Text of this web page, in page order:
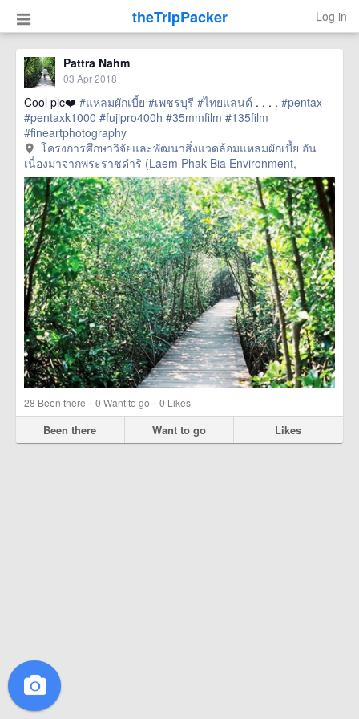
theTripPacker Log in
Pattra Nahm
03 Apr 2018
Cool pic❤️ #แหลมผักเบี้ย #เพชรบุรี #ไทยแลนด์ . . . . #pentax
#pentaxk1000 #fujipro400h #35mmfilm #135film
#fineartphotography
href=https://m.thetrippacker.com/en/image/โครงการศึกษาวิจัย
และพัฒนาสิ่งแวดล้อมแหลมผักเบี้ยอันเนื่องมาจากพระ
ราชดำริLaemPhakBiaEnvironment/212145> more
โครงการศึกษาวิจัยและพัฒนาสิ่งแวดล้อมแหลมผักเบี้ย อัน
เนื่องมาจากพระราชดำริ (Laem Phak Bia Environment,
เพชรบุรี
28 Been there · 0 Want to go · 0 Likes
Been there Want to go Likes